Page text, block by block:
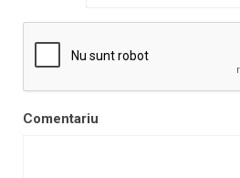
Comentariu